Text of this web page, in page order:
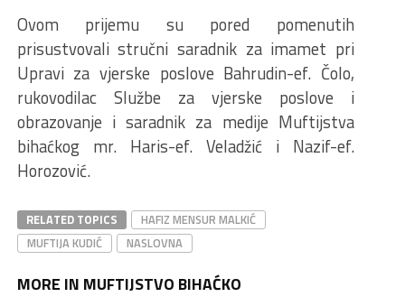
Ovom prijemu su pored pomenutih
prisustvovali stručni saradnik za imamet pri
Upravi za vjerske poslove Bahrudin-ef. Čolo,
rukovodilac Službe za vjerske poslove i
obrazovanje i saradnik za medije Muftijstva
bihaćkog mr. Haris-ef. Veladžić i Nazif-ef.
Horozović.
RELATED TOPICS
HAFIZ MENSUR MALKIĆ
MUFTIJA KUDIĆ
NASLOVNA
MORE IN MUFTIJSTVO BIHAĆKO